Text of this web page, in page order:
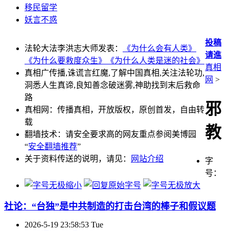
移民留学
妖言不惑
法轮大法李洪志大师发表：
《为什么会有人类》
《为什么要救度众生》
《为什么人类是迷的社会》
真相广传播,诛谎言红魔,了解中国真相,关注法轮功,
洞悉人生真谛,良知善念破迷雾,神助找到末后救命
路
真相网：传播真相，开放版权，原创首发，自由转
载
翻墙技术：请安全要求高的网友重点参阅美博园
“安全翻墙推荐”
关于资料传送的说明，请见：
网站介绍
投稿
请進
真相
网 >
邪
教
字
号：
社论：“台独”是中共制造的打击台湾的棒子和假议题
2026-5-19 23:58:53 Tue